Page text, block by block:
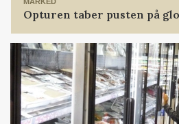
Opturen taber pusten på